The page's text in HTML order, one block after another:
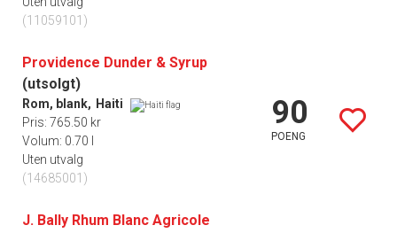
(11059101)
Providence Dunder & Syrup
(utsolgt)
Rom, blank, Haiti
Pris: 765.50 kr
Volum: 0.70 l
Uten utvalg
(14685001)
90
POENG
J. Bally Rhum Blanc Agricole